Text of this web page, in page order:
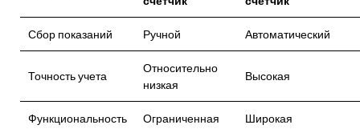
Сбор показаний Ручной Автоматический
Точность учета
Относительно
низкая
Высокая
Функциональность Ограниченная Широкая